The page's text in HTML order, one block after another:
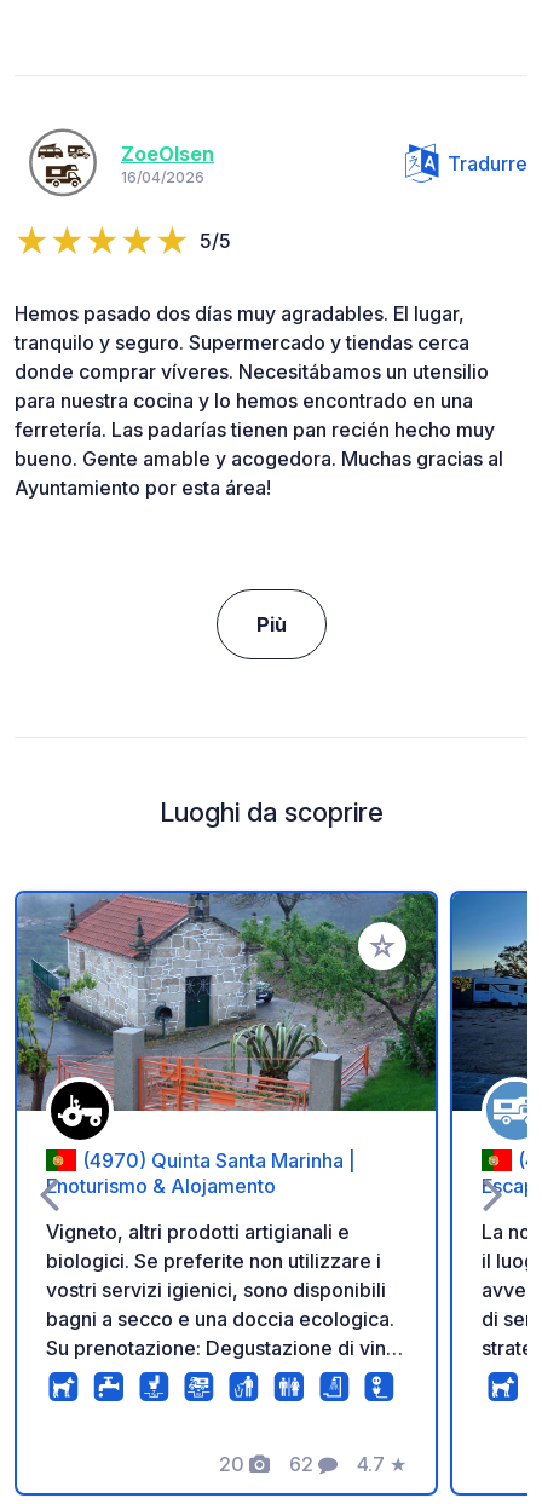
ZoeOlsen
16/04/2026
Tradurre
5/5
Hemos pasado dos días muy agradables. El lugar,
tranquilo y seguro. Supermercado y tiendas cerca
donde comprar víveres. Necesitábamos un utensilio
para nuestra cocina y lo hemos encontrado en una
ferretería. Las padarías tienen pan recién hecho muy
bueno. Gente amable y acogedora. Muchas gracias al
Ayuntamiento por esta área!
Più
Luoghi da scoprire
Aggiungi ai tuoi
(4970) Quinta Santa Marinha |
Enoturismo & Alojamento
Vigneto, altri prodotti artigianali e
biologici. Se preferite non utilizzare i
vostri servizi igienici, sono disponibili
bagni a secco e una doccia ecologica.
Su prenotazione: Degustazione di vini:
15 € a persona. Vi offrirò una
degustazione di 3 vini diversi,
salumi o altri prodotti a seconda della
disponibilità. Pasto: 25 € a persona.
20
Foto
62
Commenti
4.7
Valutazione
★
La
il
avventura. Benvenuti
di
il
delle